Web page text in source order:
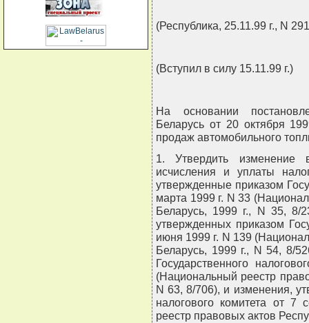
(Республика, 25.11.99 г., N
(Вступил в силу 15.11.99 г.)
На основании
Беларусь от 20 октября
продаж автомобильного
1. Утвердить изменение
исчисления и уплаты
утвержденные приказом
марта 1999 г. N 33
Беларусь, 1999 г., N 35, 8/
утвержденных приказом
июня 1999 г. N 139
Беларусь, 1999 г., N 54, 8/
Государственного
(Национальный реестр
N 63, 8/706), и изменения,
налогового комитета от 7
реестр правовых актов